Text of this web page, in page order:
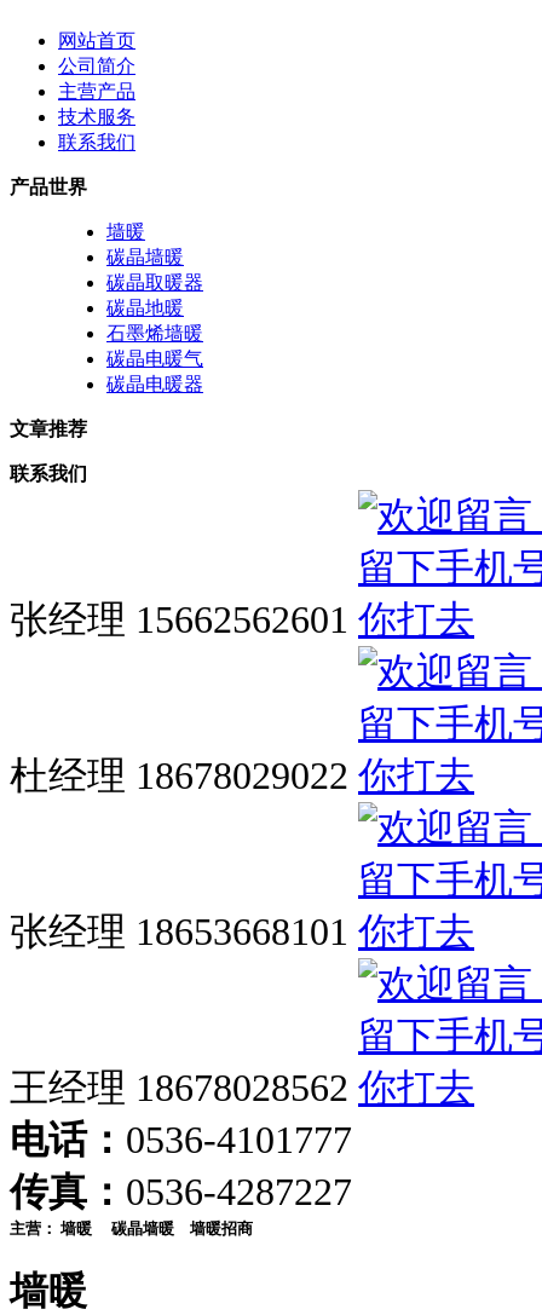
网站首页
公司简介
主营产品
技术服务
联系我们
产品世界
墙暖
碳晶墙暖
碳晶取暖器
碳晶地暖
石墨烯墙暖
碳晶电暖气
碳晶电暖器
文章推荐
联系我们
张经理 15662562601
杜经理 18678029022
张经理 18653668101
王经理 18678028562
电话： 0536-4101777
传真： 0536-4287227
主营： 墙暖 碳晶墙暖 墙暖招商
墙暖